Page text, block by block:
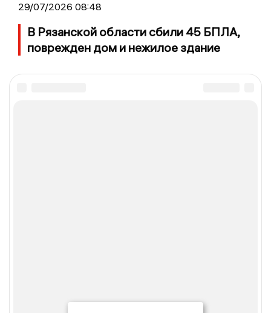
29/07/2026 08:48
В Рязанской области сбили 45 БПЛА,
поврежден дом и нежилое здание